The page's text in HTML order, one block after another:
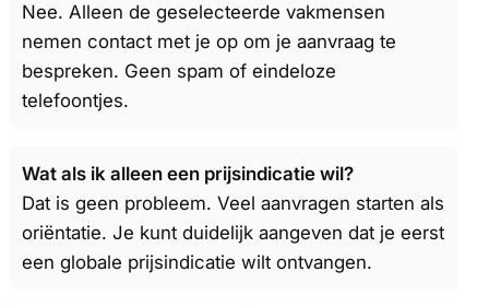
Nee. Alleen de geselecteerde vakmensen
nemen contact met je op om je aanvraag te
bespreken. Geen spam of eindeloze
telefoontjes.
Wat als ik alleen een prijsindicatie wil?
Dat is geen probleem. Veel aanvragen starten als
oriëntatie. Je kunt duidelijk aangeven dat je eerst
een globale prijsindicatie wilt ontvangen.